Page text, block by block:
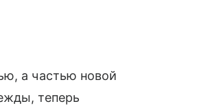
а частью новой
теперь